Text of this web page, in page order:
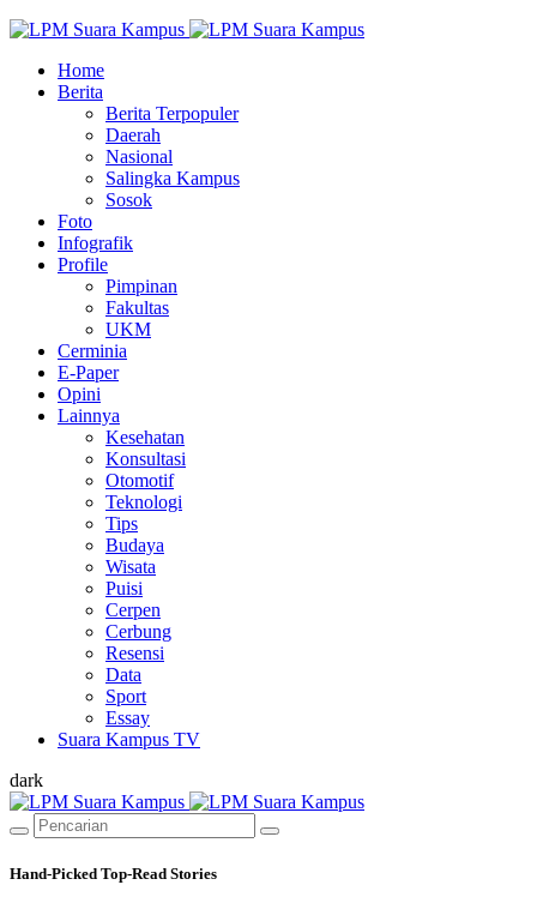
Home
Berita
Berita Terpopuler
Daerah
Nasional
Salingka Kampus
Sosok
Foto
Infografik
Profile
Pimpinan
Fakultas
UKM
Cerminia
E-Paper
Opini
Lainnya
Kesehatan
Konsultasi
Otomotif
Teknologi
Tips
Budaya
Wisata
Puisi
Cerpen
Cerbung
Resensi
Data
Sport
Essay
Suara Kampus TV
dark
Hand-Picked Top-Read Stories